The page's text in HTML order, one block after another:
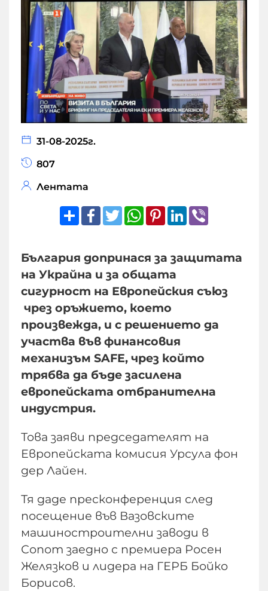
31-08-2025г.
807
Лентата
ShareFacebook
TwitterWhatsApp
Pinterest
LinkedIn
България допринася за защитата
на Украйна и за общата
сигурност на Европейския съюз
чрез оръжието, което
произвежда, и с решението да
участва във финансовия
механизъм SAFE, чрез който
трябва да бъде засилена
европейската отбранителна
индустрия.
Това заяви председателят на
Европейската комисия Урсула фон
дер Лайен.
Тя даде пресконференция след
посещение във Вазовските
машиностроителни заводи в
Сопот заедно с премиера Росен
Желязков и лидера на ГЕРБ Бойко
Борисов.